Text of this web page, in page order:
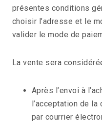
présentes conditions
choisir l’adresse et le
valider le mode de
La vente sera
Après l’envoi à
l’acceptation de la
par courrier